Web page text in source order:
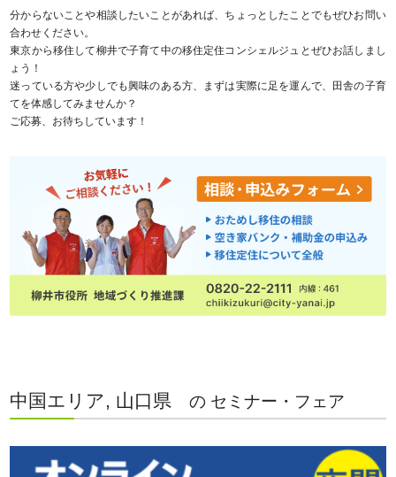
分からないことや相談したいことがあれば、ちょっとしたことでもぜひお問い
合わせください。
東京から移住して柳井で子育て中の移住定住コンシェルジュとぜひお話しまし
ょう！
迷っている方や少しでも興味のある方、まずは実際に足を運んで、田舎の子育
てを体感してみませんか？
ご応募、お待ちしています！
中国エリア, 山口県 の セミナー・フェア